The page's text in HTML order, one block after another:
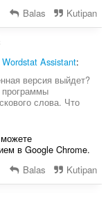
Balas Kutipan
Assistant:
версия выйдет?
слова. Что
в Google Chrome.
Balas Kutipan